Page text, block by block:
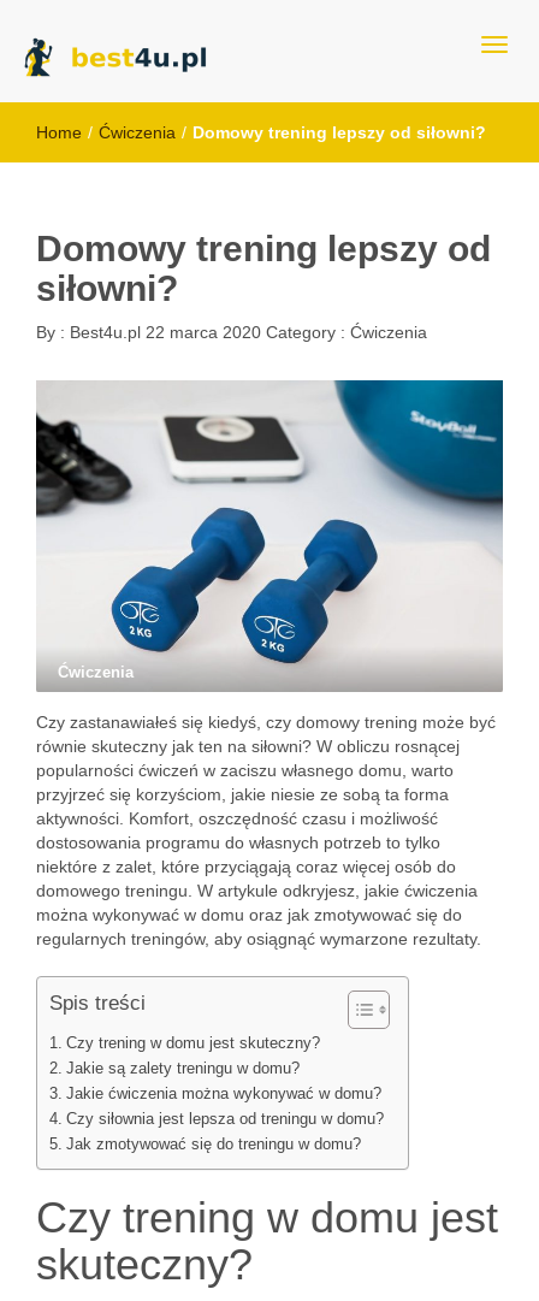
best4u.pl
Home / Ćwiczenia / Domowy trening lepszy od siłowni?
Domowy trening lepszy od
siłowni?
By : Best4u.pl 22 marca 2020 Category : Ćwiczenia
Ćwiczenia
Czy zastanawiałeś się kiedyś, czy domowy trening może być
równie skuteczny jak ten na siłowni? W obliczu rosnącej
popularności ćwiczeń w zaciszu własnego domu, warto
przyjrzeć się korzyściom, jakie niesie ze sobą ta forma
aktywności. Komfort, oszczędność czasu i możliwość
dostosowania programu do własnych potrzeb to tylko
niektóre z zalet, które przyciągają coraz więcej osób do
domowego treningu. W artykule odkryjesz, jakie ćwiczenia
można wykonywać w domu oraz jak zmotywować się do
regularnych treningów, aby osiągnąć wymarzone rezultaty.
Spis treści
Czy trening w domu jest skuteczny?
Jakie są zalety treningu w domu?
Jakie ćwiczenia można wykonywać w domu?
Czy siłownia jest lepsza od treningu w domu?
Jak zmotywować się do treningu w domu?
Czy trening w domu jest
skuteczny?